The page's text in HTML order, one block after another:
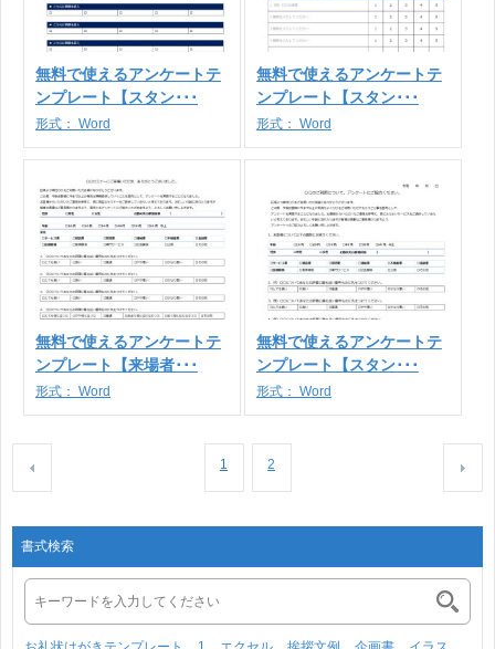
無料で使えるアンケートテ
ンプレート【スタン･･･
形式： Word
無料で使えるアンケートテ
ンプレート【スタン･･･
形式： Word
無料で使えるアンケートテ
ンプレート【来場者･･･
形式： Word
無料で使えるアンケートテ
ンプレート【スタン･･･
形式： Word
1 2
書式検索